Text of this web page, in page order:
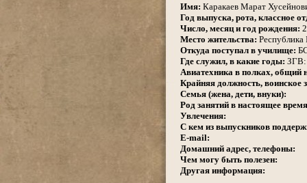
Имя: Каракаев Марат
Год выпуска, рота, классное
Число, месяц и год рождения:
Место жительства: Республика
Откуда поступал в училище:
Где служил, в какие годы: ЗГВ:
Авиатехника в полках, общий
Крайняя должность, воинское
Семья (жена, дети, внуки):
Род занятий в настоящее
Увлечения:
С кем из выпускников
E-mail:
Домашний адрес, телефоны:
Чем могу быть полезен:
Другая информация: